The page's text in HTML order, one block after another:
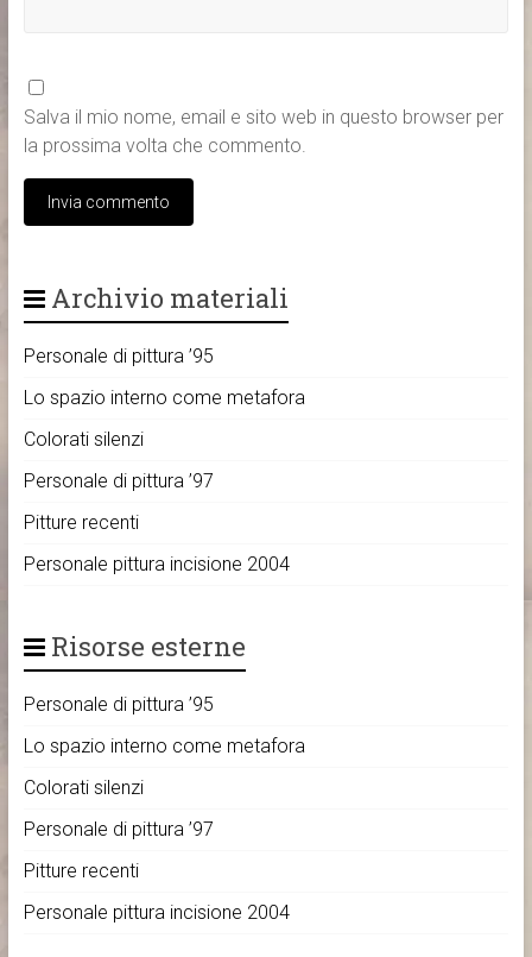
Salva il mio nome, email e sito web in questo browser per
la prossima volta che commento.
Archivio materiali
Personale di pittura ’95
Lo spazio interno come metafora
Colorati silenzi
Personale di pittura ’97
Pitture recenti
Personale pittura incisione 2004
Risorse esterne
Personale di pittura ’95
Lo spazio interno come metafora
Colorati silenzi
Personale di pittura ’97
Pitture recenti
Personale pittura incisione 2004